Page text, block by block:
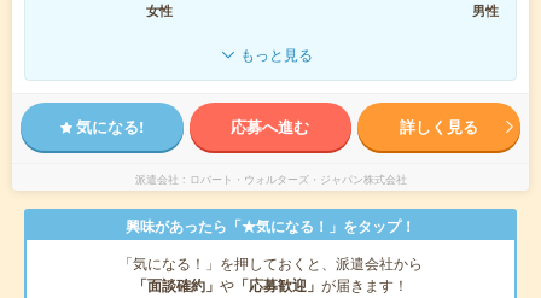
女性
男性
もっと見る
気になる! 応募へ進む 詳しく見る
派遣会社 ロバート・ウォルターズ・ジャパン株式会社
興味があったら「★気になる！」をタップ！
「気になる！」を押しておくと、派遣会社から
「面談確約」 や 「応募歓迎」 が届きます！